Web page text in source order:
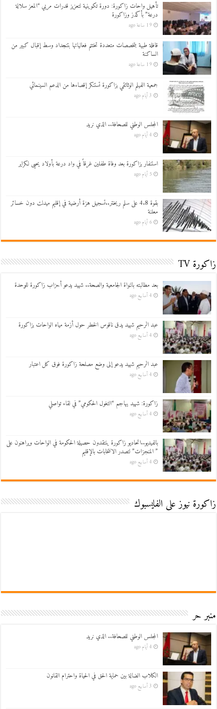
تأهيل واحات زاكورة: دورة تكوينية لتعزيز قدرات مربي “المعز سلالة
درعة” بأكدز وزاكورة
19 ساعة ago
قافلة طبية بتخصصات متعددة تختتم فعالياتها بتنجداد وسط إقبال كبير من
الساكنة
19 ساعة ago
جمعية الفيلم الوثائقي بزاكورة تستنكر إقصاءها من الدعم السينمائي
3 أيام ago
المجلس الوطني للصحافة.. الذي نريد
4 أيام ago
استنفار بزاكورة بعد وفاة طفلين غرقاً في واد درعة بأولاد يحيى لكراير
5 أيام ago
بقوة 4.8 على سلم ريختر..تسجيل هزة أرضية في إقليم ميدلت دون خسائر
معلنة
6 أيام ago
زاكورة TV
بعد مطالبته بالنواة الجامعية والصحة.. شهيد يدعو أحزاب زاكورة للوحدة
4 أسابيع ago
عبد الرحيم شهيد يدق ناقوس الخطر حول أزمة مياه الواحات بزاكورة
4 أسابيع ago
عبد الرحيم شهيد يدعو إلى وضع مصلحة زاكورة فوق كل اعتبار
4 أسابيع ago
زاكورة: شهيد يهاجم “التغول الحكومي” في لقاء تواصلي
4 أسابيع ago
بالفيديو..اتحاديو زاكورة ينتقدون حصيلة الحكومة في الواحات ويراهنون على
” المنجزات” لتصدر الانتخابات بالإقليم
4 أسابيع ago
زاكورة نيوز على الفايسبوك
منبر حر
المجلس الوطني للصحافة.. الذي نريد
4 أيام ago
الكلاب الضالة بين حماية الحق في الحياة واحترام القانون
3 أسابيع ago